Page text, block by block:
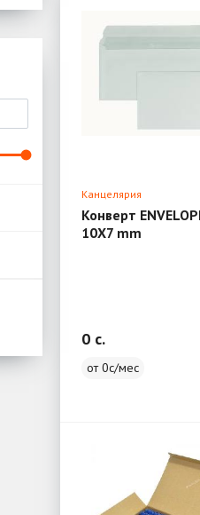
Канцелярия
Конверт
10X7 mm
0 c.
от 0с/мес